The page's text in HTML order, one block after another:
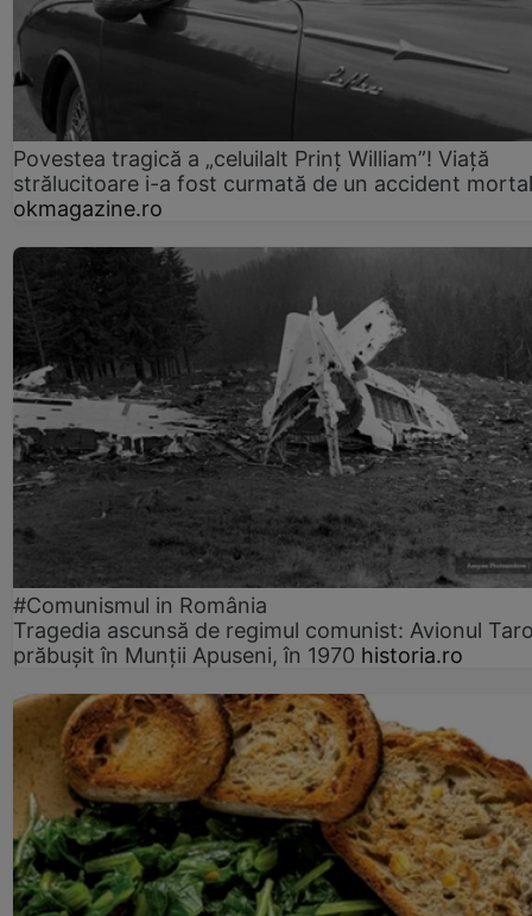
Povestea tragică a „celuilalt Prinț William”! Viață
strălucitoare i-a fost curmată de un accident mortal
okmagazine.ro
#Comunismul in România
Tragedia ascunsă de regimul comunist: Avionul
prăbușit în Munții Apuseni, în 1970 historia.ro